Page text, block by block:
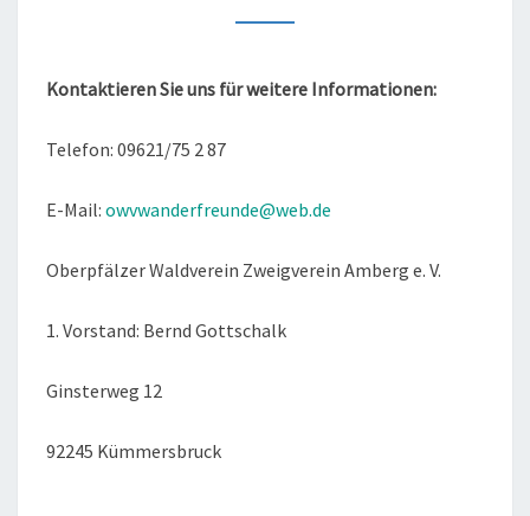
Kontaktieren Sie uns für weitere Informationen:
Telefon: 09621/75 2 87
E-Mail: owvwanderfreunde@web.de
Oberpfälzer Waldverein Zweigverein Amberg e. V.
1. Vorstand: Bernd Gottschalk
Ginsterweg 12
92245 Kümmersbruck